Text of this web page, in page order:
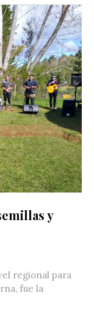
y
regional para
fue la